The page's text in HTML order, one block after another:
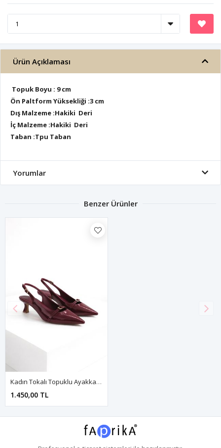
Ürün Açıklaması
Topuk Boyu : 9 cm
Ön Paltform Yüksekliği :3 cm
Dış Malzeme :Hakiki Deri
İç Malzeme :Hakiki Deri
Taban :Tpu Taban
Yorumlar
Benzer Ürünler
Kadın Tokalı Topuklu Ayakkabı Bordo Showy
1.450,00 TL